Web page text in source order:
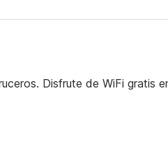
Disfrute de WiFi gratis